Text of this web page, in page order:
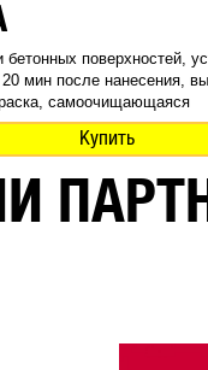
поверхностей,
мин после нанесения,
самоочищающаяся
Купить